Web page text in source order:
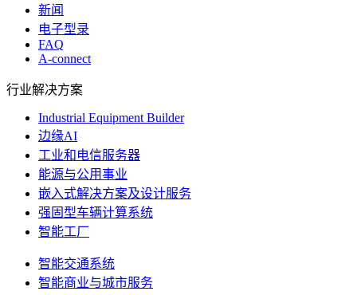
新闻
电子型录
FAQ
A-connect
行业解决方案
Industrial Equipment Builder
边缘AI
工业和电信服务器
能源与公用事业
嵌入式解决方案及设计服务
强固型车辆计算系统
智能工厂
智能交通系统
智能商业与城市服务